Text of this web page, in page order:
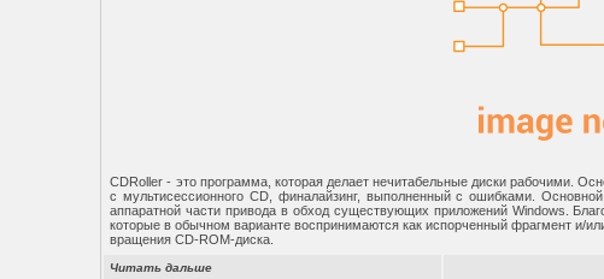
CDRoller - это программа, которая делает нечитабельные диски рабочими.
с мультисессионного CD, финалайзинг, выполненный с ошибками.
аппаратной части привода в обход существующих приложений Windows.
которые в обычном варианте воспринимаются как испорченный фрагмент и/
вращения CD-ROM-диска.
Читать дальше